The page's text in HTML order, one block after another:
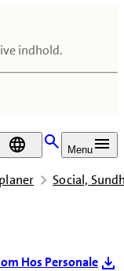
indhold.
DA
Menu
Social,
Hos Personale